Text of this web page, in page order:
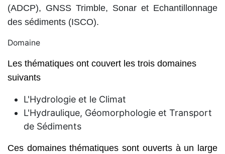
(ADCP), GNSS Trimble, Sonar et Echantillonnage
des sédiments (ISCO).
Domaine
Les thématiques ont couvert les trois domaines
suivants
L'Hydrologie et le Climat
L'Hydraulique, Géomorphologie et Transport
de Sédiments
Ces domaines thématiques sont ouverts à un large